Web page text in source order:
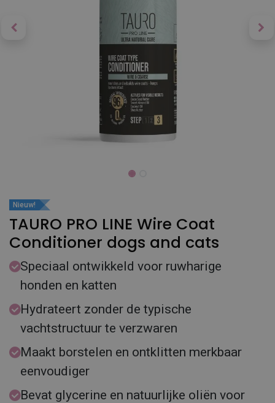
Nieuw!
TAURO PRO LINE Wire Coat
Conditioner dogs and cats
Speciaal ontwikkeld voor ruwharige
honden en katten
Hydrateert zonder de typische
vachtstructuur te verzwaren
Maakt borstelen en ontklitten merkbaar
eenvoudiger
Bevat glycerine en natuurlijke oliën voor